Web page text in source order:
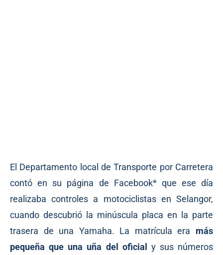
El Departamento local de Transporte por Carretera
contó en su página de Facebook* que ese día
realizaba controles a motociclistas en Selangor,
cuando descubrió la minúscula placa en la parte
trasera de una Yamaha. La matrícula era más
pequeña que una uña del oficial
y sus números